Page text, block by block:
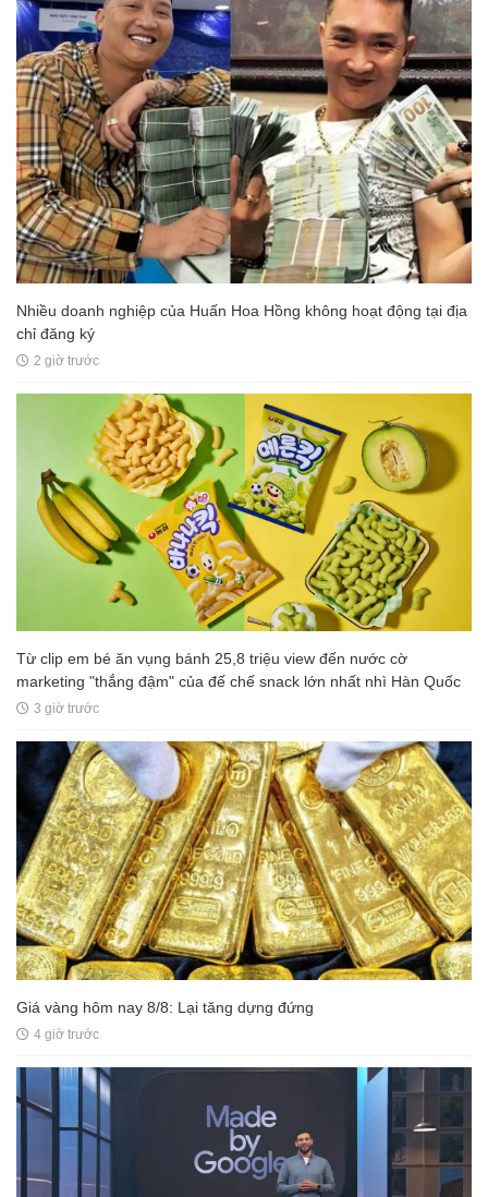
Nhiều doanh nghiệp của Huấn Hoa Hồng không hoạt động tại địa
chỉ đăng ký
2 giờ trước
Từ clip em bé ăn vụng bánh 25,8 triệu view đến nước cờ
marketing "thắng đậm" của đế chế snack lớn nhất nhì Hàn Quốc
3 giờ trước
Giá vàng hôm nay 8/8: Lại tăng dựng đứng
4 giờ trước